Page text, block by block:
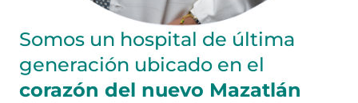
Somos un hospital de última
generación ubicado en el
corazón del nuevo Mazatlán